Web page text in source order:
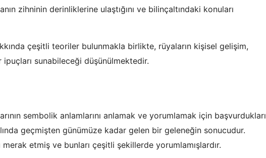
zihninin derinliklerine ulaştığını ve bilinçaltındaki konuları
çeşitli teoriler bulunmakla birlikte, rüyaların kişisel gelişim,
sunabileceği düşünülmektedir.
sembolik anlamlarını anlamak ve yorumlamak için başvurdukları
geçmişten günümüze kadar gelen bir geleneğin sonucudur.
merak etmiş ve bunları çeşitli şekillerde yorumlamışlardır.